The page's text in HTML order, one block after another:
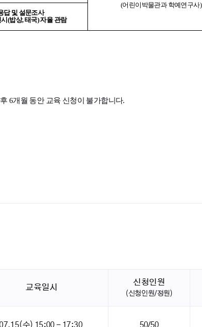
(어린이박물관과 학예연구사)
답 및 설문조사
(밥상, 태국) 자율 관람
6개월 동안 교육 신청이 불가합니다.
교육일시
신청인원
(신청인원/정원)
수) 15:00 - 17:30 50/50